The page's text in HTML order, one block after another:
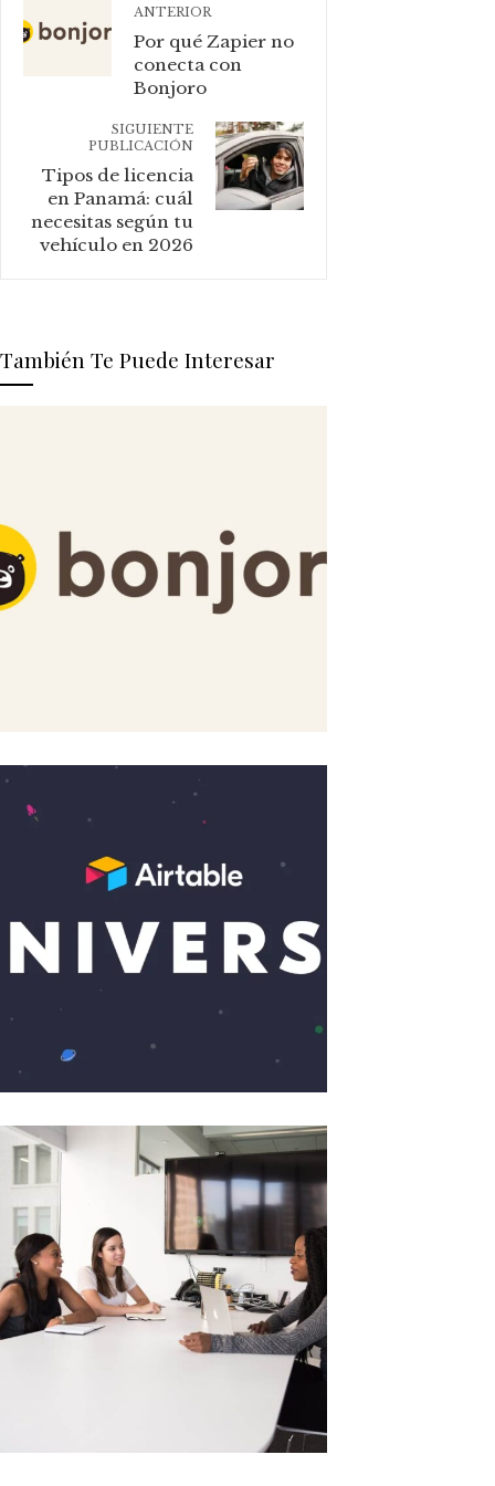
ANTERIOR
Por qué Zapier no
conecta con
Bonjoro
SIGUIENTE
PUBLICACIÓN
Tipos de licencia
en Panamá: cuál
necesitas según tu
vehículo en 2026
También Te Puede Interesar